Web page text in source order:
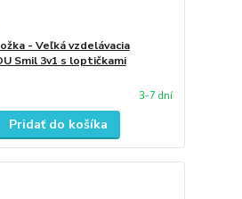
- Veľká vzdelávacia
Smil 3v1 s loptičkami
3-7 dní
Pridať do košíka